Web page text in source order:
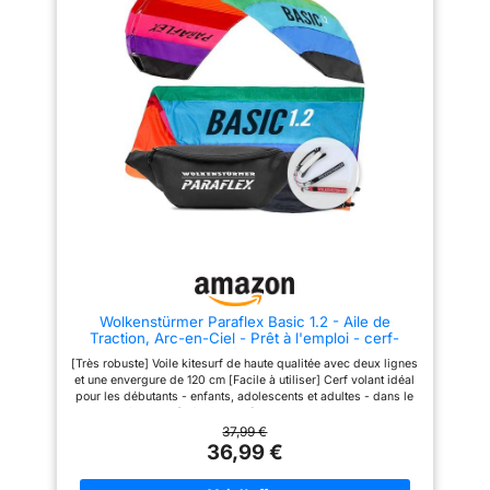
longue queue et une poignée en
corde, facile à piloter sur la
plage, dans le parc, dans les
jeux et activités de plein air.
Ces jolis cerfs-volants seront
l'un des excellents jouets de
passe-temps pour les
personnes de tous âges. 🪁🪁
【Facile à piloter】Avec une
structure simple, notre cerf-
volant est très facile à
assembler et facile à piloter.
Cela ne prend que quelques
décoller en un clin d'œil. Ce
cerf-volant est parfait pour la
plage, le parc, les jeux et
activités de plein air. 🪁🪁【
Grands cadeaux 】 Emballé
dans un joli sac cadeau, ce
cerf-volant est parfait comme
cadeau. Pour les enfants, ce
également leurs compétences
fort ou léger, vous pouvez
profiter du plaisir de voler à tout
moment PORTABLE: Nous avons
utilisé un poteau central pour
une portabilité et un stockage
faciles, une conception pliable,
qui raccourcit considérablement
la longueur de l'emballage, et
peut être facilement emballée
dans un sac à dos ou une valise
pour partir en vacances
ASSEMBLAGE FACILE ET VOL:
En raison de la supériorité de
de sorte que même les enfants
volant facilement et il peut être
plié en petite taille, il est très
transporter EXCELLENTE IDÉE
CADEAU: Ce cerf-volant aux
couleurs vives peut être un
avec les amis et la famille
Wolkenstürmer Paraflex Basic 1.2 - Aile de
Traction, Arc-en-Ciel - Prêt à l'emploi - cerf-
Volant 2 Lignes pour débutants et Enfants à partir
de 6 Ans - Voile de Traction - Aile de Kitesurf
[Très robuste] Voile kitesurf de haute qualitée avec deux lignes
et une envergure de 120 cm [Facile à utiliser] Cerf volant idéal
pour les débutants - enfants, adolescents et adultes - dans le
une barre optionnelle, tire veille rembourrée, Groundstick
piquer et leash poignet [Transport facile] Trainer kite peu
encombrant pour un transport facile et léger [Détails du
produit] Tringles = non - gamme de vents = 2-6-Bft - Ligne =
37,99 €
36,99 €